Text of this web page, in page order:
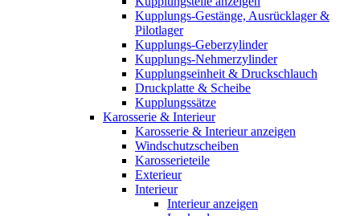
Kupplungs-Gestänge, Ausrücklager &
Pilotlager
Kupplungs-Geberzylinder
Kupplungs-Nehmerzylinder
Kupplungseinheit & Druckschlauch
Druckplatte & Scheibe
Kupplungssätze
Karosserie & Interieur
Karosserie & Interieur anzeigen
Windschutzscheiben
Karosserieteile
Exterieur
Interieur
Interieur anzeigen